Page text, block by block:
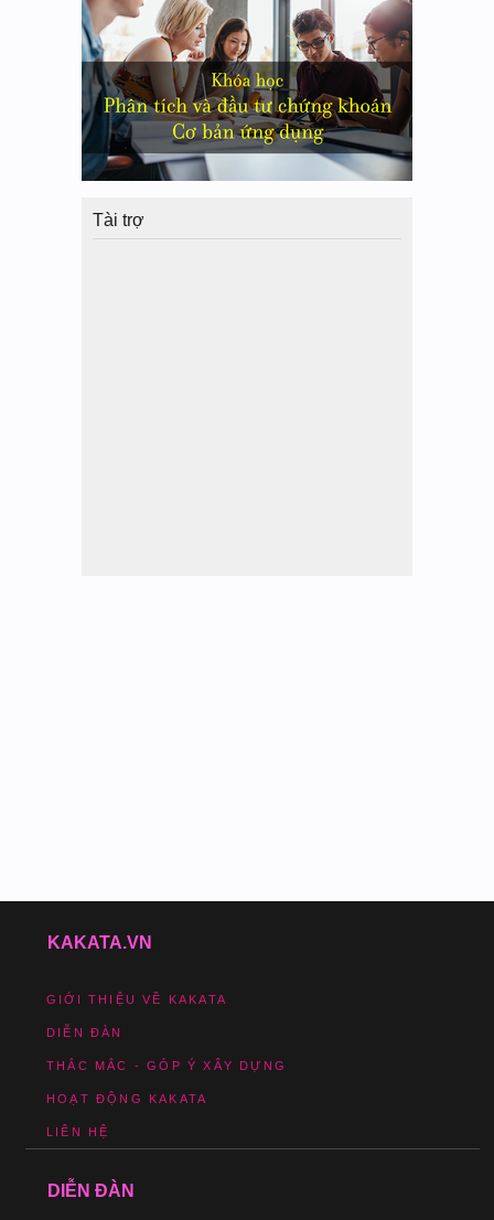
Tài trợ
KAKATA.VN
GIỚI THIỆU VỀ KAKATA
DIỄN ĐÀN
THẮC MẮC - GÓP Ý XÂY DỰNG
HOẠT ĐỘNG KAKATA
LIÊN HỆ
DIỄN ĐÀN